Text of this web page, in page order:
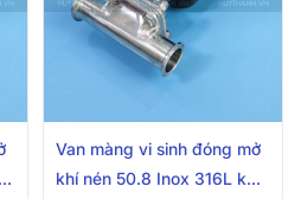
Van màng vi sinh đóng mở
khí nén 50.8 Inox 316L kết